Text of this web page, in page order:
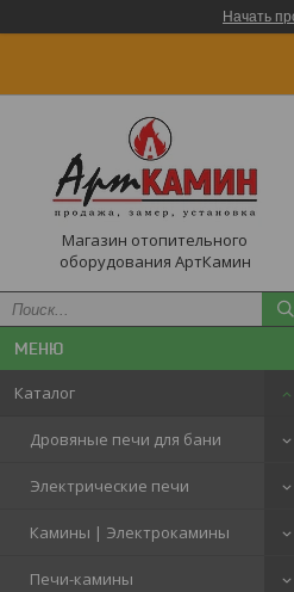
Начать
Магазин отопительного
оборудования АртКамин
Каталог
Дровяные печи для бани
Электрические печи
Камины | Электрокамины
Печи-камины